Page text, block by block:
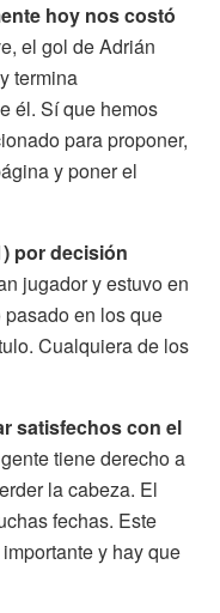
hoy nos costó
el gol de Adrián
termina
él. Sí que hemos
para proponer,
y poner el
por decisión
jugador y estuvo en
en los que
Cualquiera de los
satisfechos con el
tiene derecho a
la cabeza. El
fechas. Este
y hay que